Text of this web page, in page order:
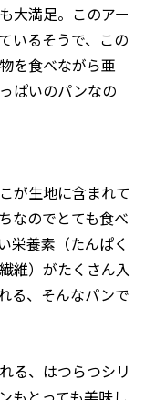
大満足。このアー
いるそうで、この
を食べながら亜
ぱいのパンなの
が生地に含まれて
なのでとても食べ
栄養素（たんぱく
維）がたくさん入
る、そんなパンで
る、はつらつシリ